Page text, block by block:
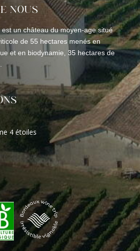
NOUS
un château du moyen-age situé
de 55 hectares menés en
et en biodynamie, 35 hectares de
4 étoiles